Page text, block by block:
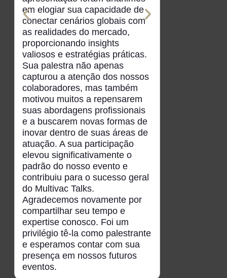
em elogiar sua capacidade de
conectar cenários globais com
as realidades do mercado,
proporcionando insights
valiosos e estratégias práticas.
Sua palestra não apenas
capturou a atenção dos nossos
colaboradores, mas também
motivou muitos a repensarem
suas abordagens profissionais
e a buscarem novas formas de
inovar dentro de suas áreas de
atuação. A sua participação
elevou significativamente o
padrão do nosso evento e
contribuiu para o sucesso geral
do Multivac Talks.
Agradecemos novamente por
compartilhar seu tempo e
expertise conosco. Foi um
privilégio tê-la como palestrante
e esperamos contar com sua
presença em nossos futuros
eventos.